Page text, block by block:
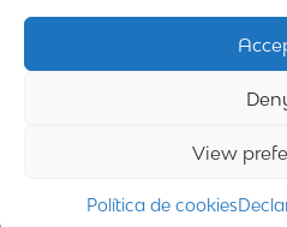
View
Política de cookies
Desing
Jose Ignacio